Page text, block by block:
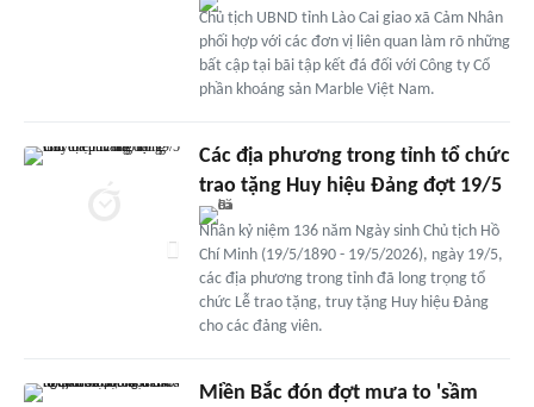
Chủ tịch UBND tỉnh Lào Cai giao xã Cảm Nhân
phối hợp với các đơn vị liên quan làm rõ những
bất cập tại bãi tập kết đá đối với Công ty Cổ
phần khoáng sản Marble Việt Nam.
Các địa phương trong tỉnh tổ chức
trao tặng Huy hiệu Đảng đợt 19/5
Nhân kỷ niệm 136 năm Ngày sinh Chủ tịch Hồ
Chí Minh (19/5/1890 - 19/5/2026), ngày 19/5,
các địa phương trong tỉnh đã long trọng tổ
chức Lễ trao tặng, truy tặng Huy hiệu Đảng
cho các đảng viên.
Miền Bắc đón đợt mưa to 'sầm